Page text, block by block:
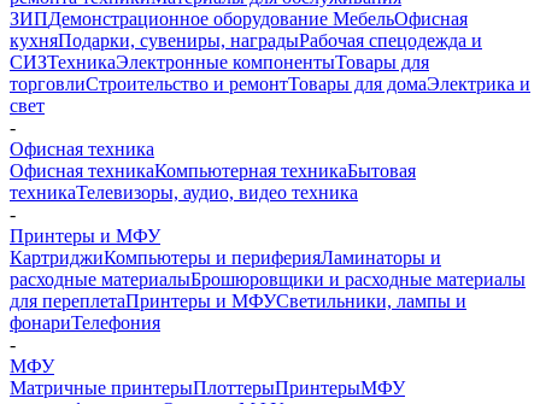
ЗИПДемонстрационное оборудование МебельОфисная
кухняПодарки, сувениры, наградыРабочая спецодежда и
СИЗТехникаЭлектронные компонентыТовары для
торговлиСтроительство и ремонтТовары для домаЭлектрика и
свет
-
Офисная техника
Офисная техникаКомпьютерная техникаБытовая
техникаТелевизоры, аудио, видео техника
-
Принтеры и МФУ
КартриджиКомпьютеры и периферияЛаминаторы и
расходные материалыБрошюровщики и расходные материалы
для переплетаПринтеры и МФУСветильники, лампы и
фонариТелефония
-
МФУ
Матричные принтерыПлоттерыПринтерыМФУ